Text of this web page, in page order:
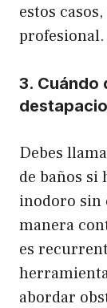
estos
profesional.
3. Cuándo
Debes
de baños si
inodoro sin
manera
es
abordar